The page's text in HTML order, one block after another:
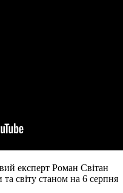
експерт Роман Світан
світу станом на 6 серпня